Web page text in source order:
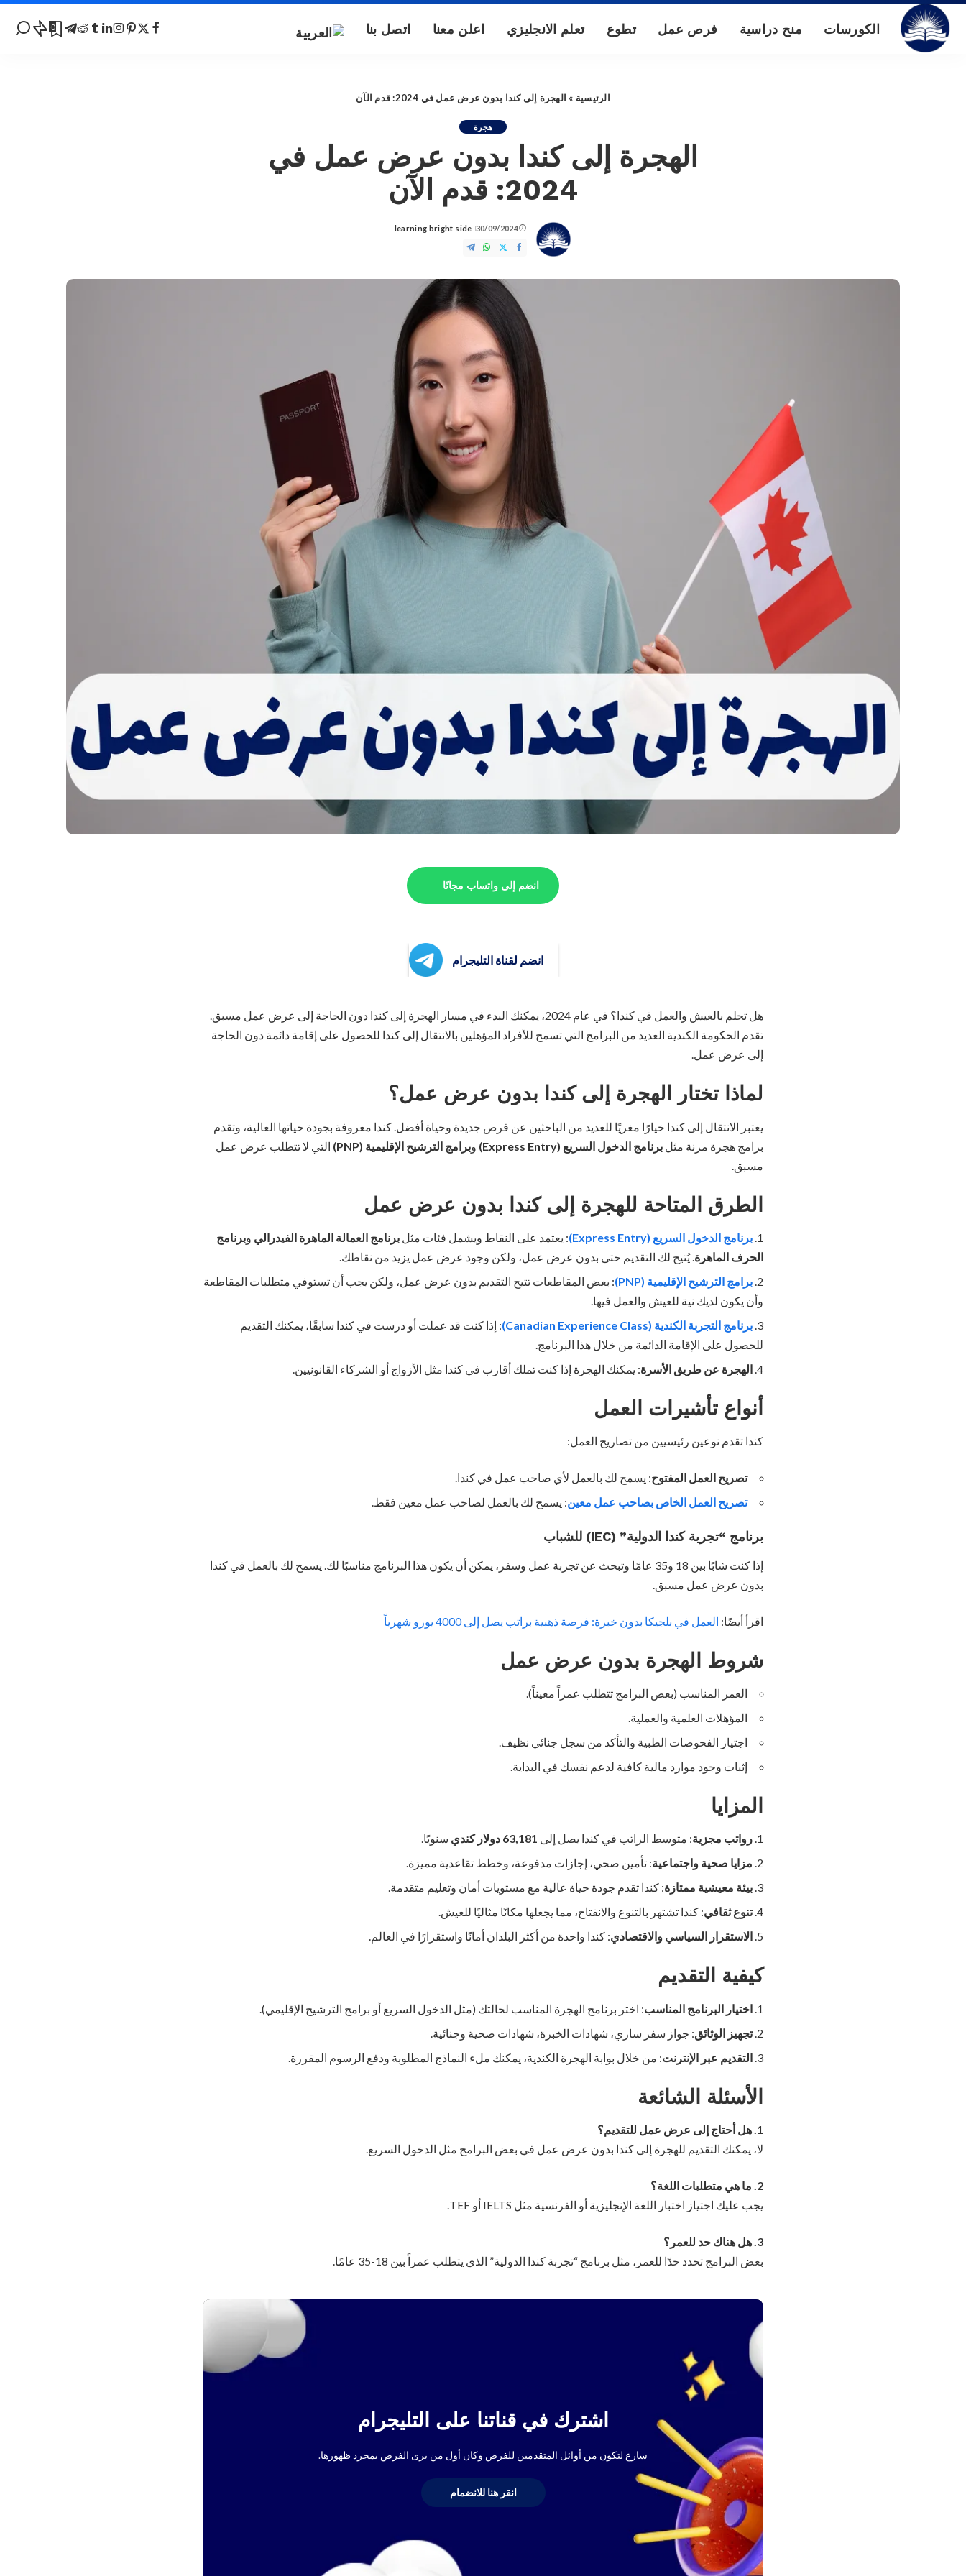
الكورسات منح دراسية فرص عمل تطوع تعلم الانجليزي اعلن معنا اتصل بنا 0
الرئيسية » الهجرة إلى كندا بدون عرض عمل في 2024: قدم الآن
هجرة
الهجرة إلى كندا بدون عرض عمل في
2024: قدم الآن
30/09/2024
Posted
by
learning bright side
انضم إلى واتساب مجانًا
انضم لقناة التليجرام
هل تحلم بالعيش والعمل في كندا؟ في عام 2024، يمكنك البدء في مسار الهجرة إلى كندا دون الحاجة إلى عرض عمل مسبق.
تقدم الحكومة الكندية العديد من البرامج التي تسمح للأفراد المؤهلين بالانتقال إلى كندا للحصول على إقامة دائمة دون الحاجة
إلى عرض عمل.
لماذا تختار الهجرة إلى كندا بدون عرض عمل؟
يعتبر الانتقال إلى كندا خيارًا مغريًا للعديد من الباحثين عن فرص جديدة وحياة أفضل. كندا معروفة بجودة حياتها العالية، وتقدم
برامج هجرة مرنة مثل برنامج الدخول السريع (Express Entry) وبرامج الترشيح الإقليمية (PNP)
التي لا تتطلب عرض عمل
مسبق.
الطرق المتاحة للهجرة إلى كندا بدون عرض عمل
برنامج الدخول السريع (Express Entry) : يعتمد على النقاط ويشمل فئات مثل برنامج العمالة الماهرة الفيدرالي وبرنامج
الحرف الماهرة. يُتيح لك التقديم حتى بدون عرض عمل، ولكن وجود عرض عمل يزيد من نقاطك.
برامج الترشيح الإقليمية (PNP)
: بعض المقاطعات تتيح التقديم بدون عرض عمل، ولكن يجب أن تستوفي متطلبات المقاطعة
وأن يكون لديك نية للعيش والعمل فيها.
برنامج التجربة الكندية (Canadian Experience Class)
: إذا كنت قد عملت أو درست في كندا سابقًا، يمكنك التقديم
للحصول على الإقامة الدائمة من خلال هذا البرنامج.
الهجرة عن طريق الأسرة: يمكنك الهجرة إذا كنت تملك أقارب في كندا مثل الأزواج أو الشركاء القانونيين.
أنواع تأشيرات العمل
كندا تقدم نوعين رئيسيين من تصاريح العمل:
تصريح العمل المفتوح: يسمح لك بالعمل لأي صاحب عمل في كندا.
تصريح العمل الخاص بصاحب عمل معين: يسمح لك بالعمل لصاحب عمل معين فقط.
برنامج “تجربة كندا الدولية” (IEC) للشباب
إذا كنت شابًا بين 18 و35 عامًا وتبحث عن تجربة عمل وسفر، يمكن أن يكون هذا البرنامج مناسبًا لك. يسمح لك بالعمل في كندا
بدون عرض عمل مسبق.
اقرأ أيضًا: العمل في بلجيكا بدون خبرة: فرصة ذهبية براتب يصل إلى 4000 يورو شهرياً
شروط الهجرة بدون عرض عمل
العمر المناسب (بعض البرامج تتطلب عمراً معيناً).
المؤهلات العلمية والعملية.
اجتياز الفحوصات الطبية والتأكد من سجل جنائي نظيف.
إثبات وجود موارد مالية كافية لدعم نفسك في البداية.
المزايا
رواتب مجزية: متوسط الراتب في كندا يصل إلى 63,181 دولار كندي
سنويًا.
مزایا صحية واجتماعية: تأمين صحي، إجازات مدفوعة، وخطط تقاعدية مميزة.
بيئة معيشية ممتازة: كندا تقدم جودة حياة عالية مع مستويات أمان وتعليم متقدمة.
تنوع ثقافي: كندا تشتهر بالتنوع والانفتاح، مما يجعلها مكانًا مثاليًا للعيش.
الاستقرار السياسي والاقتصادي: كندا واحدة من أكثر البلدان أمانًا واستقرارًا في العالم.
كيفية التقديم
اختيار البرنامج المناسب: اختر برنامج الهجرة المناسب لحالتك (مثل الدخول السريع أو برامج الترشيح الإقليمي).
تجهيز الوثائق: جواز سفر ساري، شهادات الخبرة، شهادات صحية وجنائية.
التقديم عبر الإنترنت: من خلال بوابة الهجرة الكندية، يمكنك ملء النماذج المطلوبة ودفع الرسوم المقررة.
الأسئلة الشائعة
1. هل أحتاج إلى عرض عمل للتقديم؟
لا، يمكنك التقديم للهجرة إلى كندا بدون عرض عمل في بعض البرامج مثل الدخول السريع.
2. ما هي متطلبات اللغة؟
يجب عليك اجتياز اختبار اللغة الإنجليزية أو الفرنسية مثل IELTS أو TEF.
3. هل هناك حد للعمر؟
بعض البرامج تحدد حدًا للعمر، مثل برنامج “تجربة كندا الدولية” الذي يتطلب عمراً بين 18-35 عامًا.
اشترك في قناتنا على التليجرام
سارع لتكون من أوائل المتقدمين للفرص وكان أول من يرى الفرص بمجرد ظهورها.
انقر هنا للانضمام